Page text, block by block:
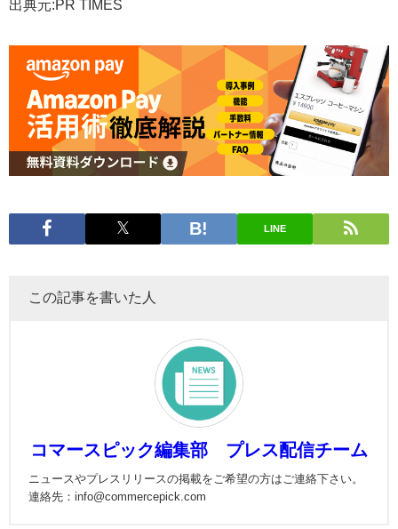
出典元:PR TIMES
LINE
この記事を書いた人
コマースピック編集部 プレス配信チーム
ニュースやプレスリリースの掲載をご希望の方はご連絡下さい。
連絡先：info@commercepick.com